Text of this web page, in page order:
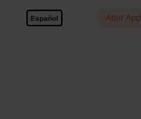
Español Abrir App